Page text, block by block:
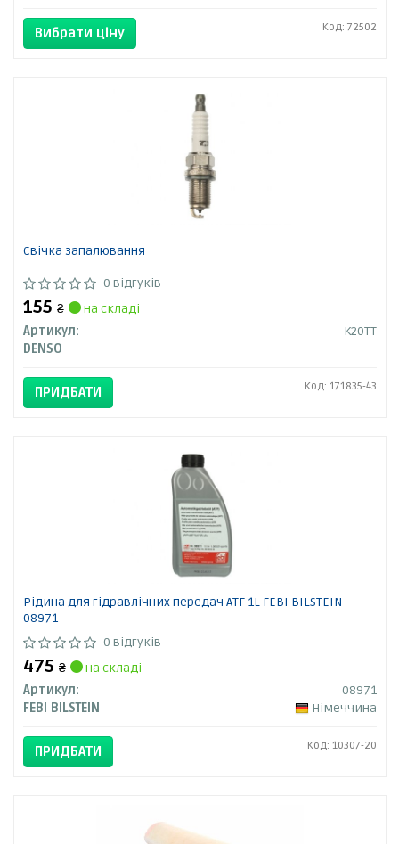
Вибрати ціну Код: 72502
Свічка запалювання
0 відгуків
155 ₴
на складі
Артикул:
K20TT
DENSO
ПРИДБАТИ Код: 171835-43
Рідина для гідравлічних передач ATF 1L FEBI BILSTEIN
08971
0 відгуків
475 ₴
на складі
Артикул:
08971
FEBI BILSTEIN
Німеччина
ПРИДБАТИ Код: 10307-20